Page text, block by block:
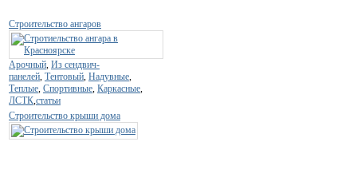
Строительство ангаров
Арочный Из сендвич-
панелей Тентовый Надувные
Теплые Спортивные Каркасные
ЛСТК статьи
Строительство крыши дома